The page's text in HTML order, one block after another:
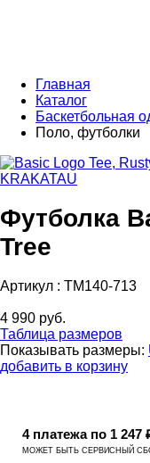
Главная
Каталог
Баскетбольная
Поло, футболки
KRAKATAU
Футболка
Tree
Артикул : TM140-713
4 990 руб.
Таблица размеров
Показывать размеры:
добавить в корзину
4 платежа по 1 247
МОЖЕТ БЫТЬ СЕРВИСНЫЙ